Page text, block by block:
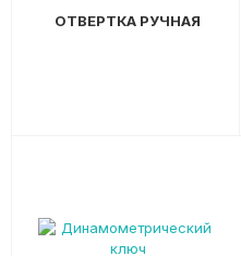
ОТВЕРТКА РУЧНАЯ